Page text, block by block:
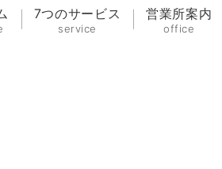
7つのサービス
service
営業所案内
office